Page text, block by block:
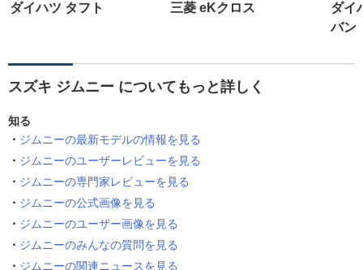
ダイハツ タフト 三菱 eKクロス
ダイ
バン
スズキ ジムニー についてもっと詳しく
知る
ジムニーの最新モデルの情報を見る
ジムニーのユーザーレビューを見る
ジムニーの専門家レビューを見る
ジムニーの公式画像を見る
ジムニーのユーザー画像を見る
ジムニーのみんなの質問を見る
ジムニーの関連ニュースを見る